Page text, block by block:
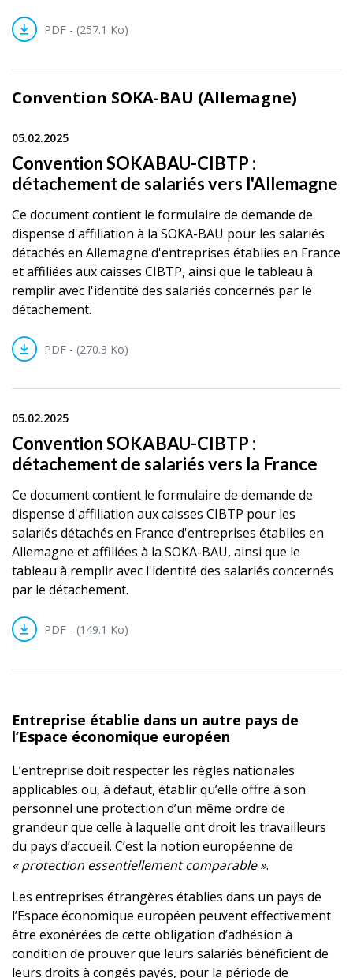
PDF - (257.1 Ko)
Convention SOKA-BAU (Allemagne)
05.02.2025
Convention SOKABAU-CIBTP :
détachement de salariés vers l'Allemagne
Ce document contient le formulaire de demande de
dispense d'affiliation à la SOKA-BAU pour les salariés
détachés en Allemagne d'entreprises établies en France
et affiliées aux caisses CIBTP, ainsi que le tableau à
remplir avec l'identité des salariés concernés par le
détachement.
PDF - (270.3 Ko)
05.02.2025
Convention SOKABAU-CIBTP :
détachement de salariés vers la France
Ce document contient le formulaire de demande de
dispense d'affiliation aux caisses CIBTP pour les
salariés détachés en France d'entreprises établies en
Allemagne et affiliées à la SOKA-BAU, ainsi que le
tableau à remplir avec l'identité des salariés concernés
par le détachement.
PDF - (149.1 Ko)
Entreprise établie dans un autre pays de
l’Espace économique européen
L’entreprise doit respecter les règles nationales
applicables ou, à défaut, établir qu’elle offre à son
personnel une protection d’un même ordre de
grandeur que celle à laquelle ont droit les travailleurs
du pays d’accueil. C’est la notion européenne de
« protection essentiellement comparable ».
Les entreprises étrangères établies dans un pays de
l’Espace économique européen peuvent effectivement
être exonérées de cette obligation d’adhésion à
condition de prouver que leurs salariés bénéficient de
leurs droits à congés payés, pour la période de